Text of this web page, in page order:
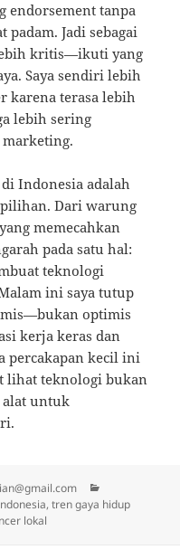
endorsement tanpa
padam. Jadi sebagai
kritis—ikuti yang
Saya sendiri lebih
karena terasa lebih
lebih sering
Indonesia adalah
Dari warung
memecahkan
pada satu hal:
teknologi
ini saya tutup
optimis
kerja keras dan
percakapan kecil ini
lihat teknologi bukan
alat untuk
tren gaya hidup
lokal